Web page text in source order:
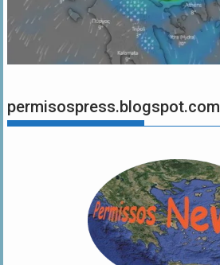
permisospress.blogspot.com